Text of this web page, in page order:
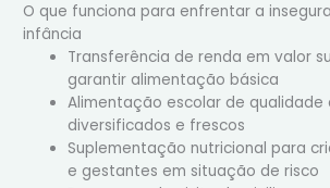
O que funciona para enfrentar a
infância
Transferência de renda em valor
garantir alimentação básica
Alimentação escolar de qualidade
diversificados e frescos
Suplementação nutricional para
e gestantes em situação de risco